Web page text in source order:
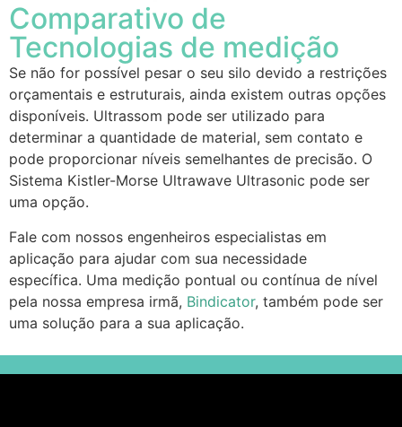
Comparativo de
Tecnologias de medição
Se não for possível pesar o seu silo devido a restrições
orçamentais e estruturais, ainda existem outras opções
disponíveis. Ultrassom pode ser utilizado para
determinar a quantidade de material, sem contato e
pode proporcionar níveis semelhantes de precisão. O
Sistema Kistler-Morse Ultrawave Ultrasonic pode ser
uma opção.
Fale com nossos engenheiros especialistas em
aplicação para ajudar com sua necessidade
específica. Uma medição pontual ou contínua de nível
pela nossa empresa irmã, Bindicator, também pode ser
uma solução para a sua aplicação.